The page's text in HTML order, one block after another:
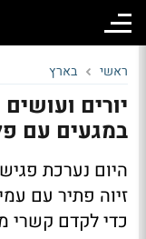
ראשי בארץ
יורים
במגעים עם
היום נערכת
זיוה פתיר עם
כדי לקדם קשרי